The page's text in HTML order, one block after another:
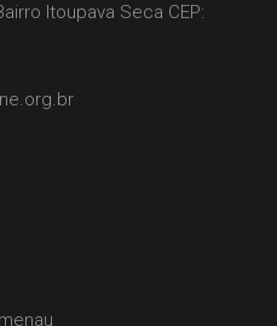
Itoupava Seca CEP: